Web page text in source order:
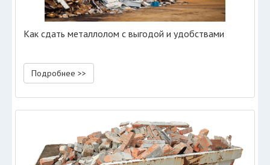
Как сдать металлолом с выгодой и удобствами
Подробнее >>